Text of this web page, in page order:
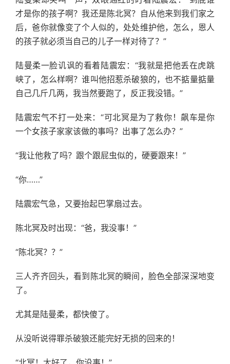
才是你的孩子啊？我还是陈北冥？自从他来到我们家之
后，爸你就像变了个人似的，处处维护他，怎么，恩人
的孩子就必须当自己的儿子一样对待了？”
陆曼柔一脸讥讽的看着陆震宏：“我就是把他丢在虎跳
峡了，怎么样啊？谁叫他招惹杀破狼的，也不掂量掂量
自己几斤几两，我当然要跑了，反正我没错。”
陆震宏气不打一处来：“可北冥是为了救你！飙车是你
一个女孩子家家该做的事吗？出事了怎么办？”
“我让他救了吗？跟个跟屁虫似的，硬要跟来！”
“你……”
陆震宏气急，又要抬起巴掌扇过去。
陈北冥及时出现：“爸，我没事！”
“陈北冥？？”
三人齐齐回头，看到陈北冥的瞬间，脸色全部深深地变
了。
尤其是陆曼柔，都快傻了。
从没听说得罪杀破狼还能完好无损的回来的！